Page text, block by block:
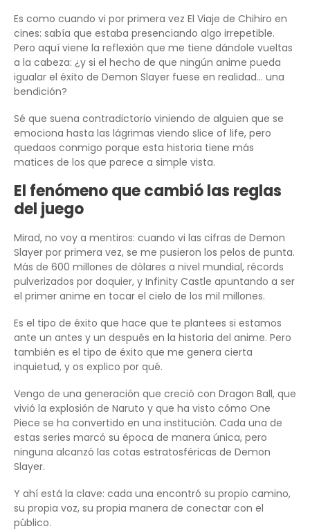
Es como cuando vi por primera vez El Viaje de Chihiro en
cines: sabía que estaba presenciando algo irrepetible.
Pero aquí viene la reflexión que me tiene dándole vueltas
a la cabeza: ¿y si el hecho de que ningún anime pueda
igualar el éxito de Demon Slayer fuese en realidad… una
bendición?
Sé que suena contradictorio viniendo de alguien que se
emociona hasta las lágrimas viendo slice of life, pero
quedaos conmigo porque esta historia tiene más
matices de los que parece a simple vista.
El fenómeno que cambió las reglas
del juego
Mirad, no voy a mentiros: cuando vi las cifras de Demon
Slayer por primera vez, se me pusieron los pelos de punta.
Más de 600 millones de dólares a nivel mundial, récords
pulverizados por doquier, y Infinity Castle apuntando a ser
el primer anime en tocar el cielo de los mil millones.
Es el tipo de éxito que hace que te plantees si estamos
ante un antes y un después en la historia del anime. Pero
también es el tipo de éxito que me genera cierta
inquietud, y os explico por qué.
Vengo de una generación que creció con Dragon Ball, que
vivió la explosión de Naruto y que ha visto cómo One
Piece se ha convertido en una institución. Cada una de
estas series marcó su época de manera única, pero
ninguna alcanzó las cotas estratosféricas de Demon
Slayer.
Y ahí está la clave: cada una encontró su propio camino,
su propia voz, su propia manera de conectar con el
público.